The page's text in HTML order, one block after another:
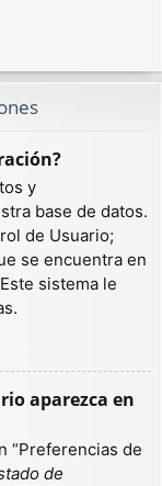
y
base de datos.
de Usuario;
se encuentra en
sistema le
aparezca en
“Preferencias de
de